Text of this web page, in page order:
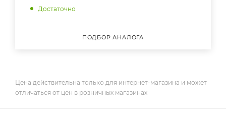
Достаточно
ПОДБОР АНАЛОГА
Цена действительна только для интернет-магазина и может
отличаться от цен в розничных магазинах